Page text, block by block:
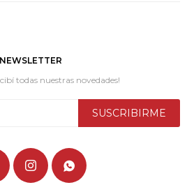
NEWSLETTER
todas nuestras novedades!
SUSCRIBIRME
 